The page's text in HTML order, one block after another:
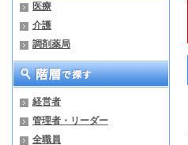
医療
介護
調剤薬局
経営者
管理者・リーダー
全職員